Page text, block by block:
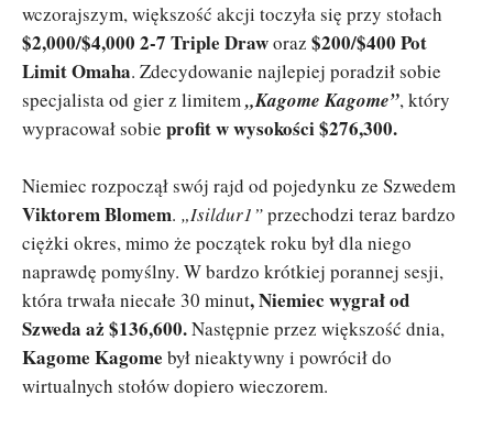
wczorajszym, większość akcji toczyła się przy stołach
$2,000/$4,000 2-7 Triple Draworaz $200/$400 Pot
Limit Omaha. Zdecydowanie najlepiej poradził sobie
specjalista od gier z limitem„Kagome Kagome”, który
wypracował sobie profit w wysokości $276,300.
Niemiec rozpoczął swój rajd od pojedynku ze Szwedem
Viktorem Blomem. „Isildur1”przechodzi teraz bardzo
ciężki okres, mimo że początek roku był dla niego
naprawdę pomyślny. W bardzo krótkiej porannej sesji,
która trwała niecałe 30 minut, Niemiec wygrał od
Szweda aż $136,600.Następnie przez większość dnia,
Kagome Kagome był nieaktywny i powrócił do
wirtualnych stołów dopiero wieczorem.